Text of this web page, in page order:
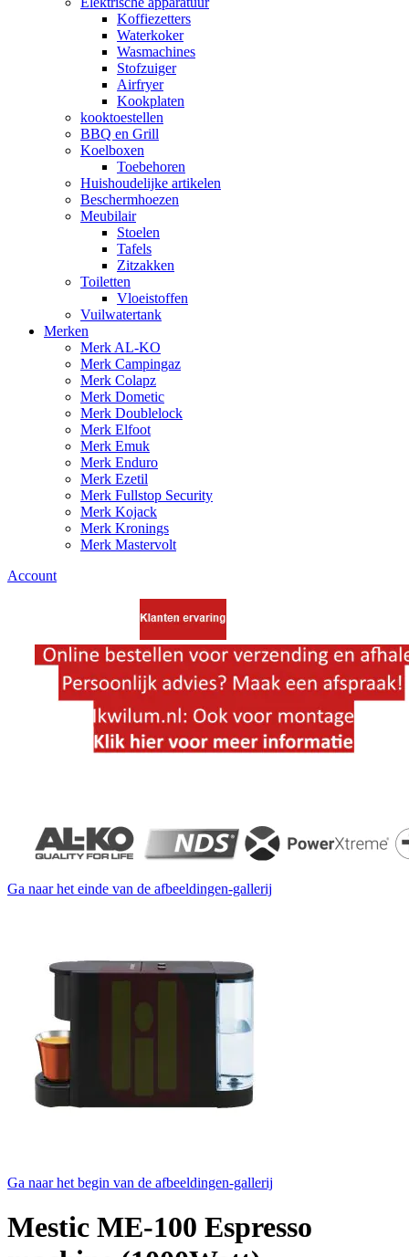
Koffiezetters
Waterkoker
Wasmachines
Stofzuiger
Airfryer
Kookplaten
kooktoestellen
BBQ en Grill
Koelboxen
Toebehoren
Huishoudelijke artikelen
Beschermhoezen
Meubilair
Stoelen
Tafels
Zitzakken
Toiletten
Vloeistoffen
Vuilwatertank
Merken
Merk AL-KO
Merk Campingaz
Merk Colapz
Merk Dometic
Merk Doublelock
Merk Elfoot
Merk Emuk
Merk Enduro
Merk Ezetil
Merk Fullstop Security
Merk Kojack
Merk Kronings
Merk Mastervolt
Account
Ga naar het einde van de afbeeldingen-gallerij
Ga naar het begin van de afbeeldingen-gallerij
Mestic ME-100 Espresso